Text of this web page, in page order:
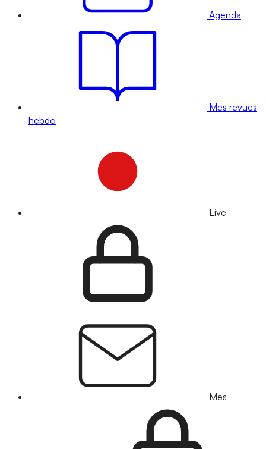
Agenda
Mes revues
hebdo
Live
Mes